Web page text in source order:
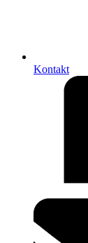
Kontakt